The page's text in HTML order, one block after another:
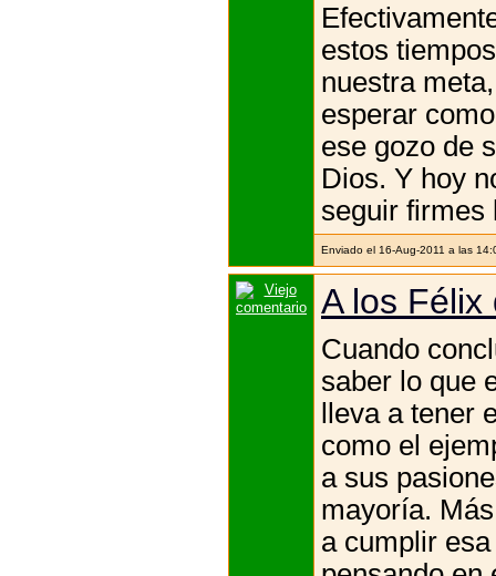
estos
nuestra
esperar
ese gozo de
Dios. Y hoy
seguir firmes
Enviado el 16-Aug-2011 a las
A los Félix
Cuando
saber lo que
lleva a tener
como el
a sus
mayoría.
a cumplir